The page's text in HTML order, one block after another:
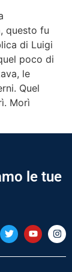
questo fu
di Luigi
poco di
le
Quel
Morì
le tue